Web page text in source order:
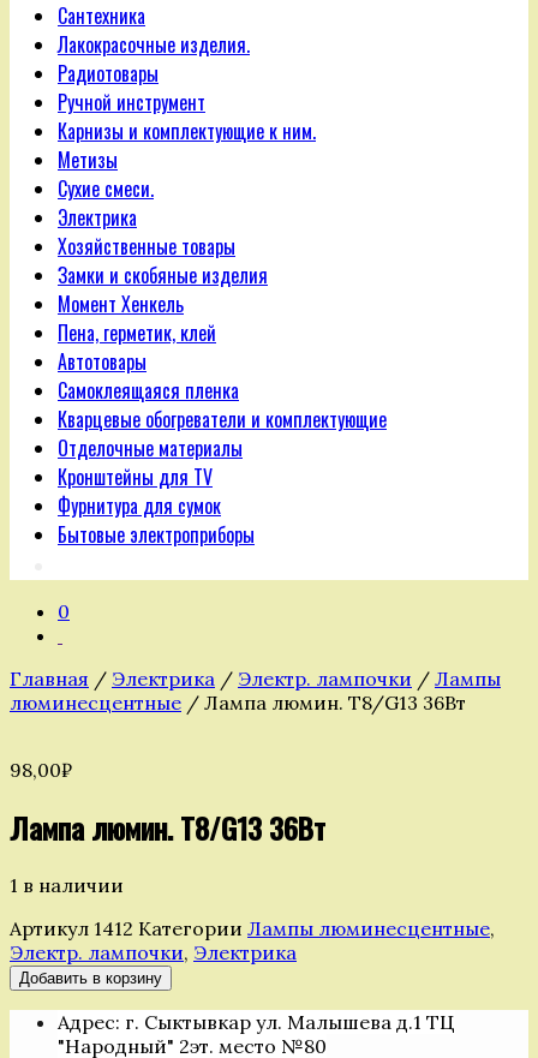
Сантехника
Лакокрасочные изделия.
Радиотовары
Ручной инструмент
Карнизы и комплектующие к ним.
Метизы
Сухие смеси.
Электрика
Хозяйственные товары
Замки и скобяные изделия
Момент Хенкель
Пена, герметик, клей
Автотовары
Самоклеящаяся пленка
Кварцевые обогреватели и комплектующие
Отделочные материалы
Кронштейны для TV
Фурнитура для сумок
Бытовые электроприборы
0
Главная / Электрика / Электр. лампочки / Лампы
люминесцентные / Лампа люмин. T8/G13 36Вт
98,00₽
Лампа люмин. T8/G13 36Вт
1 в наличии
Артикул 1412 Категории Лампы люминесцентные,
Электр. лампочки, Электрика
Количество
товара
Лампа
люмин.
Добавить в корзину
Адрес: г. Сыктывкар ул. Малышева д.1 ТЦ
"Народный" 2эт. место №80